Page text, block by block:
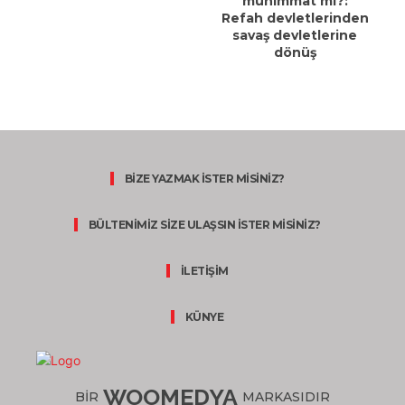
Refah devletlerinden
savaş devletlerine
dönüş
BİZE YAZMAK İSTER MİSİNİZ?
BÜLTENİMİZ SİZE ULAŞSIN İSTER MİSİNİZ?
İLETİŞİM
KÜNYE
BİR WOOMEDYA MARKASIDIR